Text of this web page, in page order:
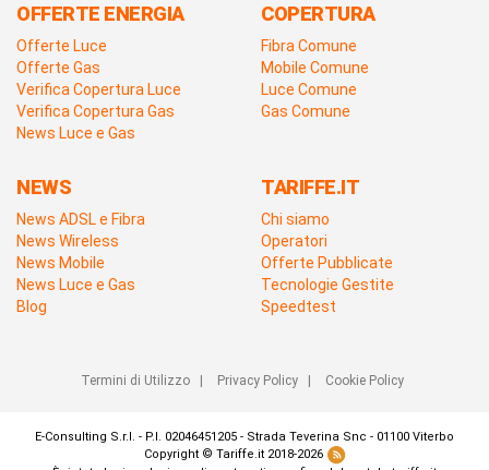
OFFERTE ENERGIA
Offerte Luce
Offerte Gas
Verifica Copertura Luce
Verifica Copertura Gas
News Luce e Gas
COPERTURA
Fibra Comune
Mobile Comune
Luce Comune
Gas Comune
NEWS
News ADSL e Fibra
News Wireless
News Mobile
News Luce e Gas
Blog
TARIFFE.IT
Chi siamo
Operatori
Offerte Pubblicate
Tecnologie Gestite
Speedtest
Termini di Utilizzo| Privacy Policy| Cookie Policy
E-Consulting S.r.l. - P.I. 02046451205 - Strada Teverina Snc - 01100 Viterbo
Copyright © Tariffe.it 2018-2026